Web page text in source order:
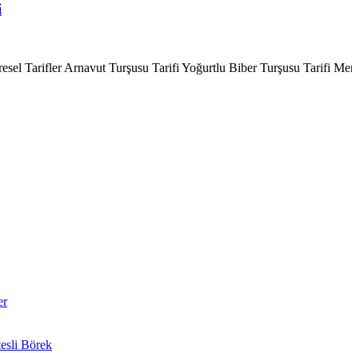
Tarifler Arnavut Turşusu Tarifi Yoğurtlu Biber Turşusu Tarifi
Börek